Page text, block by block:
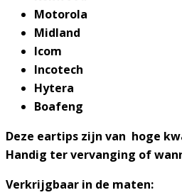
Motorola
Midland
Icom
Incotech
Hytera
Boafeng
Deze eartips zijn van hoge
Handig ter vervanging of
Verkrijgbaar in de maten: